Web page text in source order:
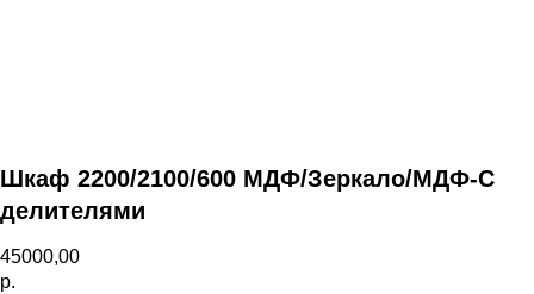
Шкаф 2200/2100/600 МДФ/Зеркало/МДФ-С
делителями
45000,00
р.